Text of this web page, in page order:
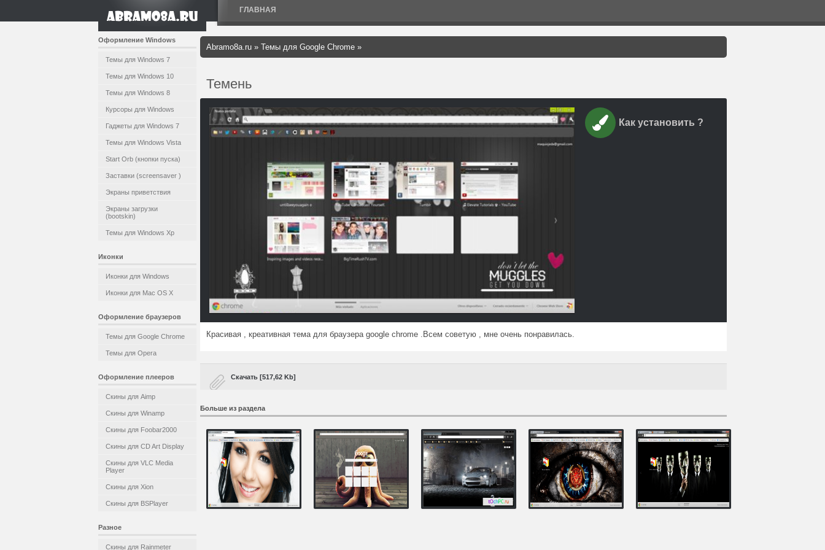
ГЛАВНАЯ
Оформление Windows
Темы для Windows 7
Темы для Windows 10
Темы для Windows 8
Курсоры для Windows
Гаджеты для Windows 7
Темы для Windows Vista
Start Orb (кнопки пуска)
Заставки (screensaver )
Экраны приветствия
Экраны загрузки
(bootskin)
Темы для Windows Xp
Иконки
Иконки для Windows
Иконки для Mac OS X
Оформление браузеров
Темы для Google Chrome
Темы для Opera
Оформление плееров
Скины для Aimp
Скины для Winamp
Скины для Foobar2000
Скины для CD Art Display
Скины для VLC Media
Player
Скины для Xion
Скины для BSPlayer
Разное
Скины для Rainmeter
Abramo8a.ru » Темы для Google Chrome »
Темень
Как установить ?
Красивая , креативная тема для браузера google chrome .Всем советую , мне очень понравилась.
Скачать [517,62 Kb]
Больше из раздела